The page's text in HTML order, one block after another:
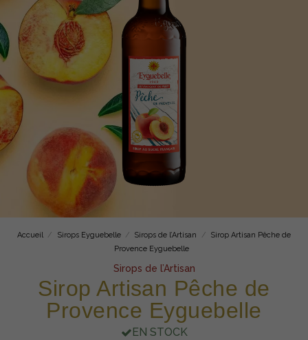
Accueil Sirops Eyguebelle Sirops de l’Artisan
Sirop Artisan Pêche de
Provence Eyguebelle
Sirops de l’Artisan
Sirop Artisan Pêche de
Provence Eyguebelle
EN STOCK